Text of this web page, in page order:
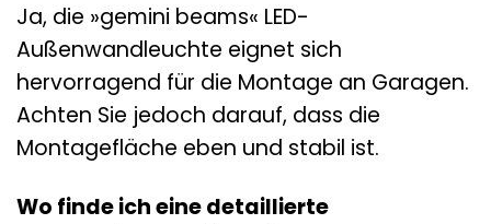
Ja, die »gemini beams« LED-
Außenwandleuchte eignet sich
hervorragend für die Montage an Garagen.
Achten Sie jedoch darauf, dass die
Montagefläche eben und stabil ist.
Wo finde ich eine detaillierte